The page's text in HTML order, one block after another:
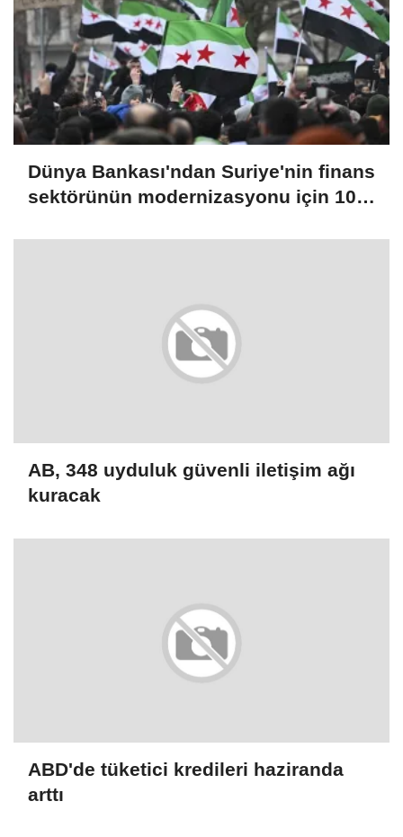
Dünya Bankası'ndan Suriye'nin finans
sektörünün modernizasyonu için 100
AB, 348 uyduluk güvenli iletişim ağı
kuracak
ABD'de tüketici kredileri haziranda
arttı